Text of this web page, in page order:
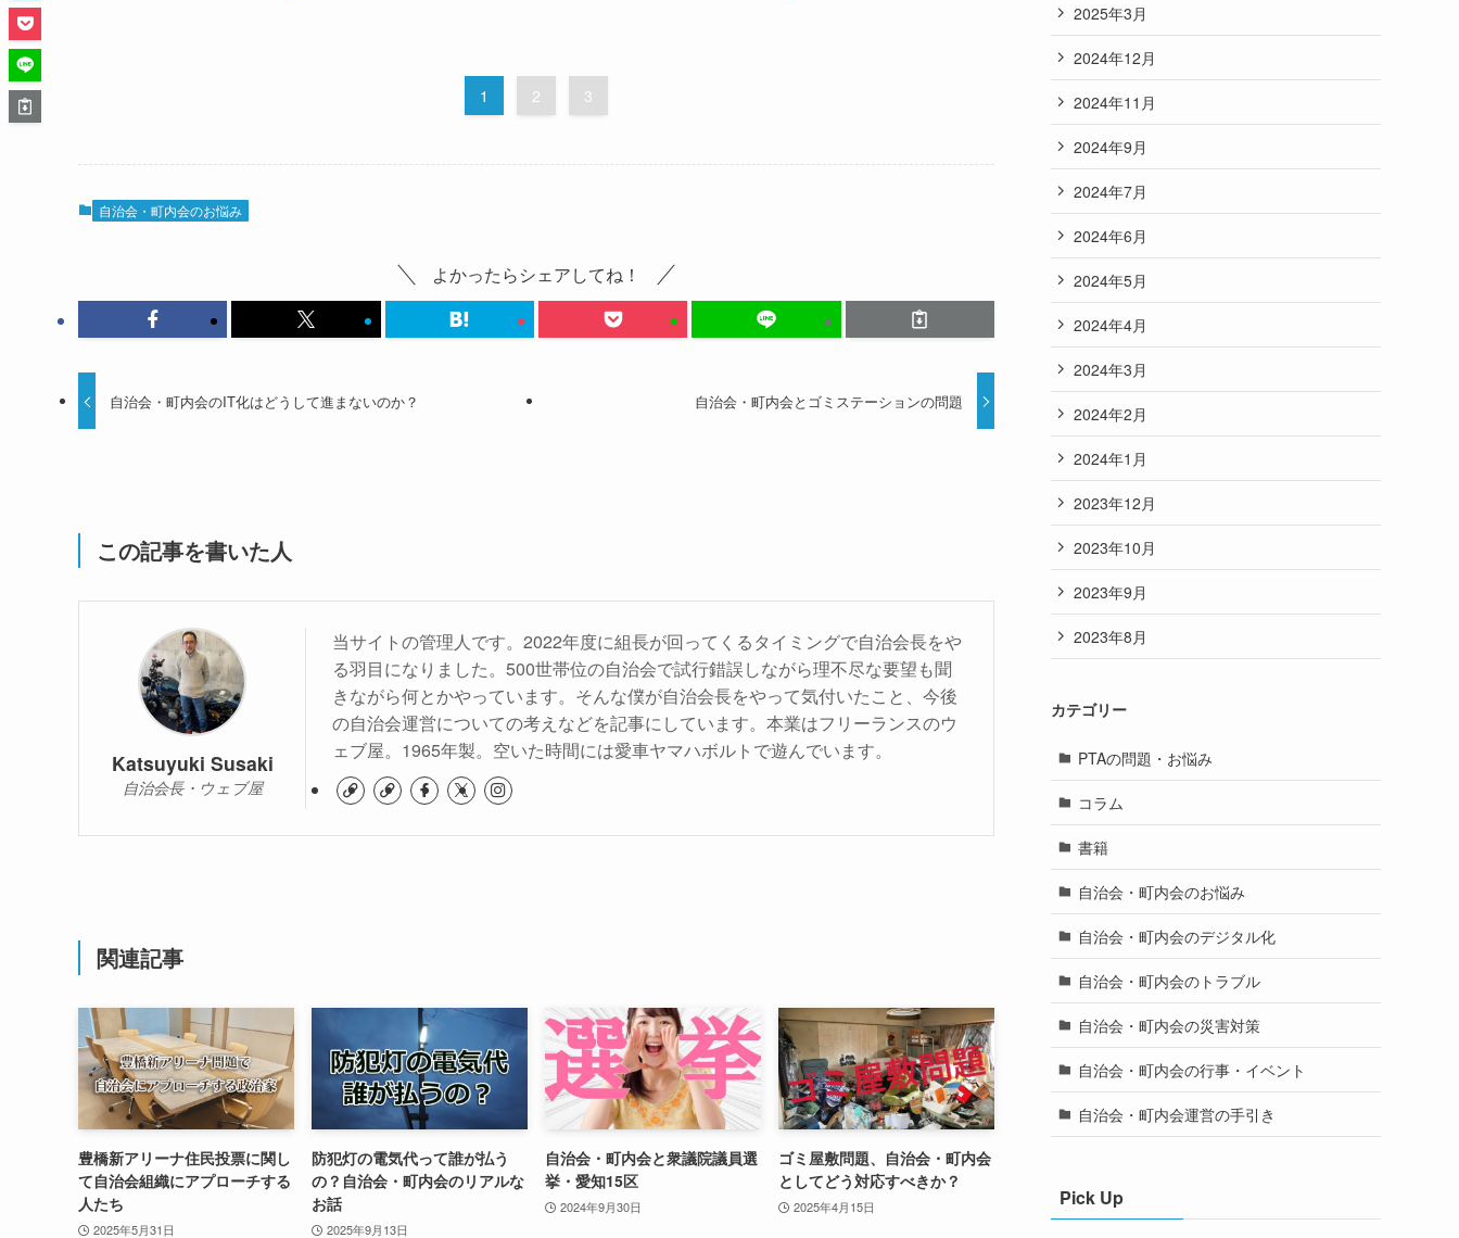
1 2 3
自治会・町内会のお悩み
よかったらシェアしてね！
自治会・町内会のIT化はどうして進まないのか？ 自治会・町内会とゴミステーションの問題
この記事を書いた人
Katsuyuki Susaki
自治会長・ウェブ屋
当サイトの管理人です。2022年度に組長が回ってくるタイミングで自治会長をや
る羽目になりました。500世帯位の自治会で試行錯誤しながら理不尽な要望も聞
きながら何とかやっています。そんな僕が自治会長をやって気付いたこと、今後
の自治会運営についての考えなどを記事にしています。本業はフリーランスのウ
ェブ屋。1965年製。空いた時間には愛車ヤマハボルトで遊んでいます。
関連記事
豊橋新アリーナ住民投票に関し
て自治会組織にアプローチする
人たち
2025年5月31日
防犯灯の電気代って誰が払う
の？自治会・町内会のリアルな
お話
2025年9月13日
自治会・町内会と衆議院議員選
挙・愛知15区
2024年9月30日
ゴミ屋敷問題、自治会・町内会
としてどう対応すべきか？
2025年4月15日
2025年3月
2024年12月
2024年11月
2024年9月
2024年7月
2024年6月
2024年5月
2024年4月
2024年3月
2024年2月
2024年1月
2023年12月
2023年10月
2023年9月
2023年8月
カテゴリー
PTAの問題・お悩み
コラム
書籍
自治会・町内会のお悩み
自治会・町内会のデジタル化
自治会・町内会のトラブル
自治会・町内会の災害対策
自治会・町内会の行事・イベント
自治会・町内会運営の手引き
Pick Up